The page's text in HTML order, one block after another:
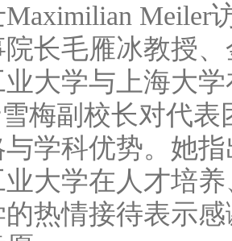
Meiler
长毛雁冰教授
大学与上海大
梅副校长对代
与学科优势。她
大学在人才培
的热情接待表示